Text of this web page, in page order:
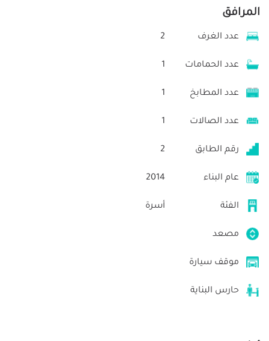
المرافق
عدد الغرف 2
عدد الحمامات 1
عدد المطابخ 1
عدد الصالات 1
رقم الطابق 2
عام البناء 2014
الفئة أسرة
مصعد
موقف سيارة
حارس البناية